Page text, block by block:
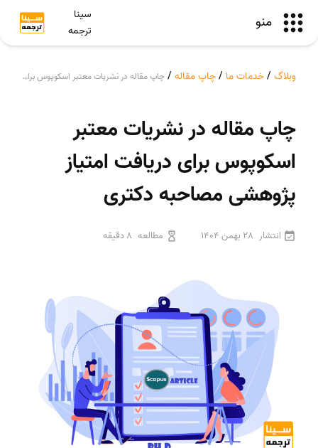
منو
سینا
ترجمه
وبلاگ /خدمات ما /چاپ مقاله / چاپ مقاله در نشریات معتبر اسکوپوس برای دریافت امتیاز پژوهشی مصاحبه دکتری
چاپ مقاله در نشریات معتبر
اسکوپوس برای دریافت امتیاز
پژوهشی مصاحبه دکتری
انتشار 28 بهمن 1404 مطالعه 8 دقیقه